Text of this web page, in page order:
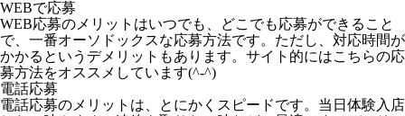
WEBで応募
WEB応募のメリットはいつでも、どこでも応募ができること
で、一番オーソドックスな応募方法です。ただし、対応時間が
かかるというデメリットもあります。サイト的にはこちらの応
募方法をオススメしています(^-^)
電話応募
電話応募のメリットは、とにかくスピードです。当日体験入店